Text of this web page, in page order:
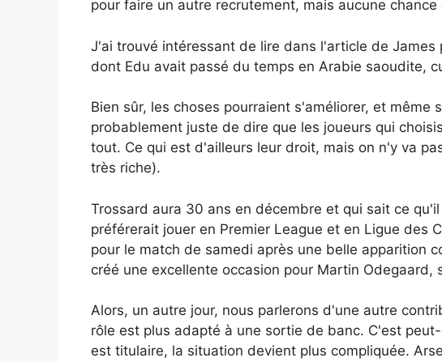
pour faire un autre recrutement, mais aucune
J'ai trouvé intéressant de lire dans l'article de
dont Edu avait passé du temps en Arabie saoudite,
Bien sûr, les choses pourraient s'améliorer, et
probablement juste de dire que les joueurs qui
tout. Ce qui est d'ailleurs leur droit, mais on n'y va
très riche).
Trossard aura 30 ans en décembre et qui sait ce
préférerait jouer en Premier League et en Ligue des
pour le match de samedi après une belle apparition
créé une excellente occasion pour Martin
Alors, un autre jour, nous parlerons d'une autre
rôle est plus adapté à une sortie de banc. C'est
est titulaire, la situation devient plus compliquée.